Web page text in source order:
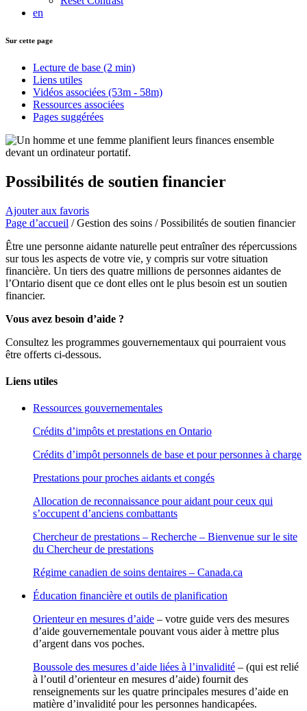
en
Sur cette page
Lecture de base (2 min)
Liens utiles
Vidéos associées (53m - 58m)
Ressources associées
Pages suggérées
Possibilités de soutien financier
Ajouter aux favoris
Page d’accueil /Gestion des soins /Possibilités de soutien financier
Être une personne aidante naturelle peut entraîner des répercussions
sur tous les aspects de votre vie, y compris sur votre situation
financière. Un tiers des quatre millions de personnes aidantes de
l’Ontario disent que ce dont elles ont le plus besoin est un soutien
financier.
Vous avez besoin d’aide ?
Consultez les programmes gouvernementaux qui pourraient vous
être offerts ci-dessous.
Liens utiles
Ressources gouvernementales
Crédits d’impôts et prestations en Ontario
Crédits d’impôt personnels de base et pour personnes à charge
Prestations pour proches aidants et congés
Allocation de reconnaissance pour aidant pour ceux qui
s’occupent d’anciens combattants
Chercheur de prestations – Recherche – Bienvenue sur le site
du Chercheur de prestations
Régime canadien de soins dentaires – Canada.ca
Éducation financière et outils de planification
Orienteur en mesures d’aide – votre guide vers des mesures
d’aide gouvernementale pouvant vous aider à mettre plus
d’argent dans vos poches.
Boussole des mesures d’aide liées à l’invalidité – (qui est relié
à l’outil d’orienteur en mesures d’aide) fournit des
renseignements sur les quatre principales mesures d’aide en
matière d’invalidité pour les personnes handicapées.